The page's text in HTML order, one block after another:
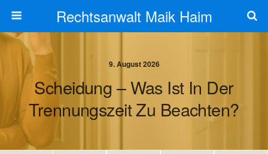
Rechtsanwalt Maik Haim
9. August 2026
Scheidung – Was Ist In Der
Trennungszeit Zu Beachten?